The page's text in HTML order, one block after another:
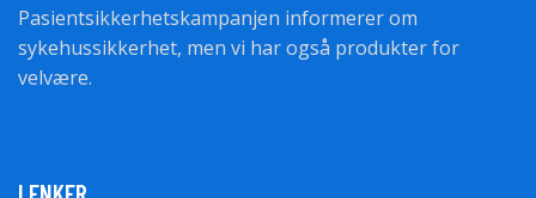
Pasientsikkerhetskampanjen informerer om
sykehussikkerhet, men vi har også produkter for
velvære.